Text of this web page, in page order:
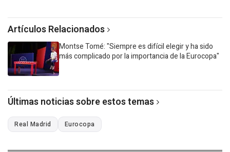
Artículos Relacionados
Montse Tomé: "Siempre es difícil elegir y ha sido
más complicado por la importancia de la Eurocopa"
Últimas noticias sobre estos temas
Real Madrid Eurocopa